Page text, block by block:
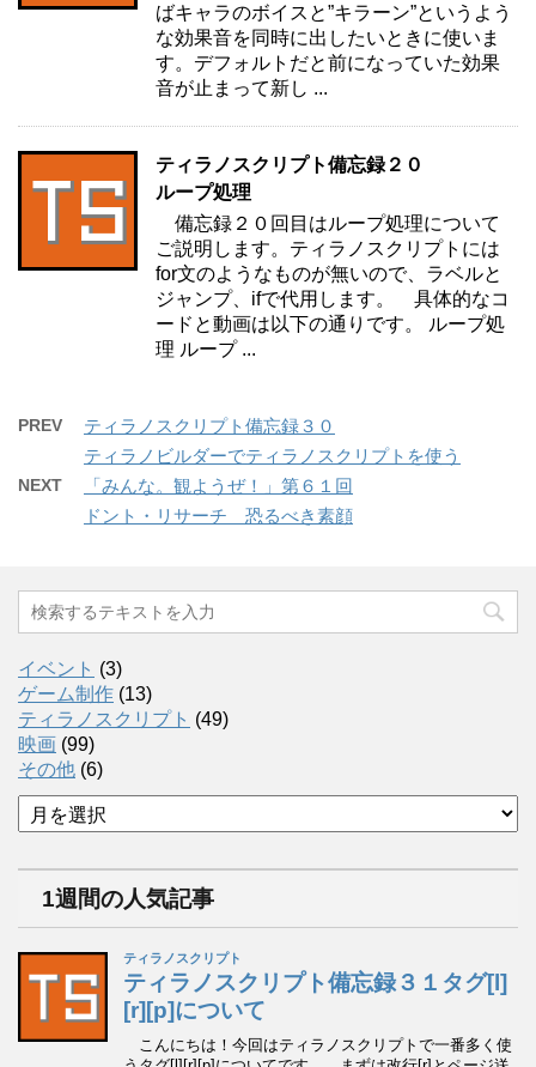
ばキャラのボイスと”キラーン”というよう
な効果音を同時に出したいときに使いま
す。デフォルトだと前になっていた効果
音が止まって新し ...
ティラノスクリプト備忘録２０
ループ処理
備忘録２０回目はループ処理について
ご説明します。ティラノスクリプトには
for文のようなものが無いので、ラベルと
ジャンプ、ifで代用します。 具体的なコ
ードと動画は以下の通りです。 ループ処
理 ループ ...
PREV
ティラノスクリプト備忘録３０
ティラノビルダーでティラノスクリプトを使う
NEXT
「みんな。観ようぜ！」第６１回
ドント・リサーチ 恐るべき素顔
イベント (3)
ゲーム制作 (13)
ティラノスクリプト (49)
映画 (99)
その他 (6)
ア
ー
1週間の人気記事